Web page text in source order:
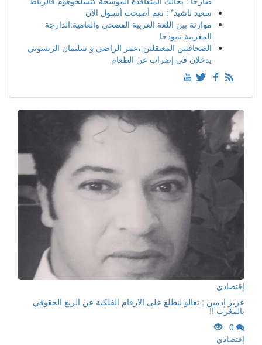
سعيد ناشيد* : نعم أصبحت أتسول الآن
موازنة بين اللغة العربية الفصحى والعامية:الدارجة
المغربية نموذجا
الصحافيين المعتقلين ،عمر الراضي و سليمان الريسوني
يدخلان في إضراب عن الطعام
إقتصادي
عزيز إدمين : تعالو لنطلع على الارقام الفلكية عن الربع الحقوقي
بالمغرب !!
0
إقتصادي